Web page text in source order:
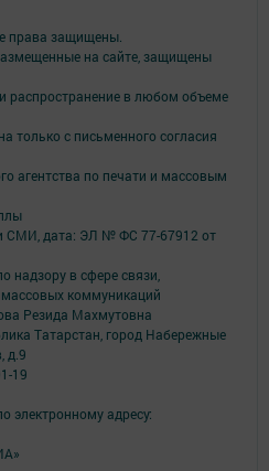
права защищены.
на сайте, защищены
распространение в любом объеме
только с письменного согласия
агентства по печати и массовым
СМИ, дата: ЭЛ № ФС 77-67912 от
надзору в сфере связи,
коммуникаций
Резида Махмутовна
Татарстан, город Набережные
д.9
19
электронному адресу: